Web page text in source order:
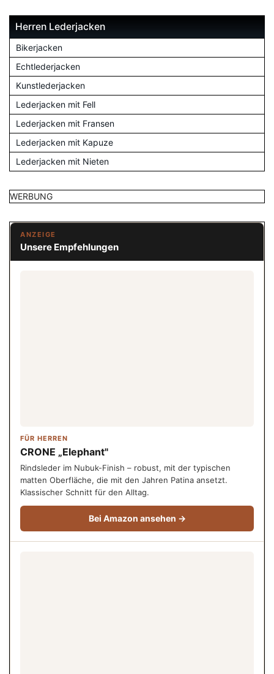
Herren Lederjacken
Bikerjacken
Echtlederjacken
Kunstlederjacken
Lederjacken mit Fell
Lederjacken mit Fransen
Lederjacken mit Kapuze
Lederjacken mit Nieten
WERBUNG
ANZEIGE
Unsere Empfehlungen
FÜR HERREN
CRONE „Elephant"
Rindsleder im Nubuk-Finish – robust, mit der typischen
matten Oberfläche, die mit den Jahren Patina ansetzt.
Klassischer Schnitt für den Alltag.
Bei Amazon ansehen →